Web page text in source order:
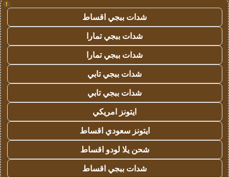
!
شدات ببجي اقساط
شدات ببجي تمارا
شدات ببجي تمارا
شدات ببجي تابي
شدات ببجي تابي
ايتونز امريكي
ايتونز سعودي اقساط
شحن يلا لودو اقساط
شدات ببجي اقساط